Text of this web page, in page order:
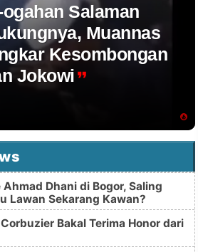
Salaman
Muannas
Kesombongan
Jokowi
Dhani di Bogor, Saling
Lawan Sekarang Kawan?
Bakal Terima Honor dari